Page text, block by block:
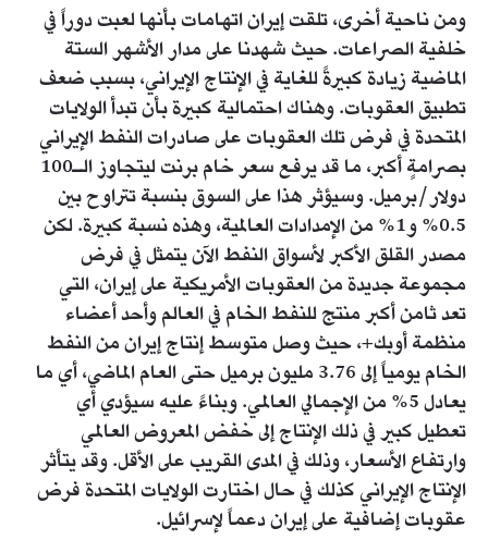
ومن ناحية أخرى، تلقت إيران اتهامات بأنها لعبت دوراً في
خلفية الصراعات. حيث شهدنا على مدار الأشهر الستة
الماضية زيادة كبيرةً للغاية في الإنتاج الإيراني، بسبب ضعف
تطبيق العقوبات. وهناك احتمالية كبيرة بأن تبدأ الولايات
المتحدة في فرض تلك العقوبات على صادرات النفط الإيراني
بصرامةٍ أكبر، ما قد يرفع سعر خام برنت ليتجاوز الـ100
دولار/برميل. وسيؤثر هذا على السوق بنسبة تتراوح بين
0.5% و1% من الإمدادات العالمية، وهذه نسبة كبيرة. لكن
مصدر القلق الأكبر لأسواق النفط الآن يتمثل في فرض
مجموعة جديدة من العقوبات الأمريكية على إيران، التي
تعد ثامن أكبر منتج للنفط الخام في العالم وأحد أعضاء
منظمة أوبك+، حيث وصل متوسط إنتاج إيران من النفط
الخام يومياً إلى 3.76 مليون برميل حتى العام الماضي، أي ما
يعادل 5% من الإجمالي العالمي. وبناءً عليه سيؤدي أي
تعطيل كبير في ذلك الإنتاج إلى خفض المعروض العالمي
وارتفاع الأسعار، وذلك في المدى القريب على الأقل. وقد يتأثر
الإنتاج الإيراني كذلك في حال اختارت الولايات المتحدة فرض
عقوبات إضافية على إيران دعماً لإسرائيل.